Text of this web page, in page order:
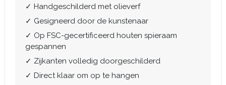
✓ Handgeschilderd met olieverf
✓ Gesigneerd door de kunstenaar
✓ Op FSC-gecertificeerd houten spieraam
gespannen
✓ Zijkanten volledig doorgeschilderd
✓ Direct klaar om op te hangen